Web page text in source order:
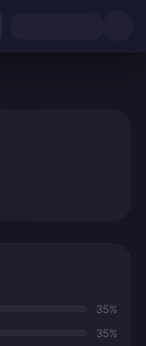
35%
35%